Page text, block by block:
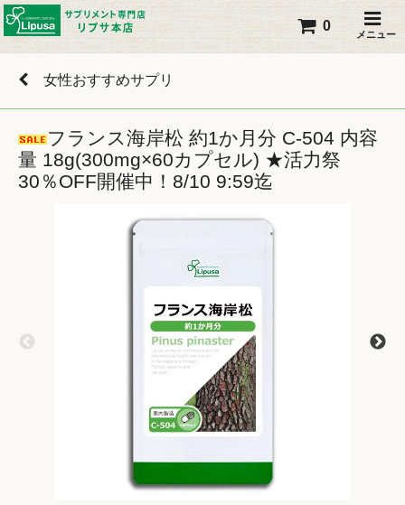
メニュー
0
女性おすすめサプリ
フランス海岸松 約1か月分 C-504 内容
量 18g(300mg×60カプセル) ★活力祭
30％OFF開催中！8/10 9:59迄